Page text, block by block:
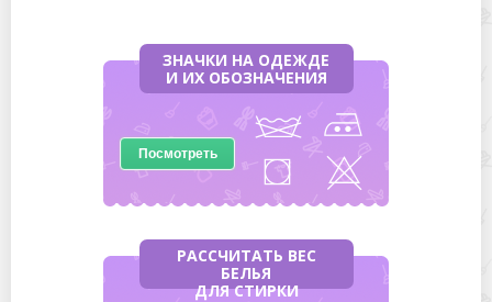
ЗНАЧКИ НА ОДЕЖДЕ
И ИХ ОБОЗНАЧЕНИЯ
Посмотреть
РАССЧИТАТЬ ВЕС
БЕЛЬЯ
ДЛЯ СТИРКИ